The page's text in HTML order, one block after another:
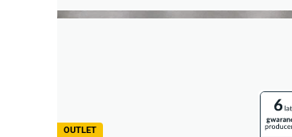
OUTLET